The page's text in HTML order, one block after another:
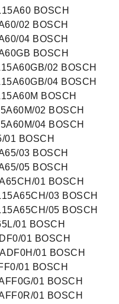
BOSCH
02 BOSCH
04 BOSCH
BOSCH
02 BOSCH
04 BOSCH
BOSCH
02 BOSCH
04 BOSCH
01 BOSCH
03 BOSCH
05 BOSCH
01 BOSCH
03 BOSCH
05 BOSCH
01 BOSCH
01 BOSCH
01 BOSCH
01 BOSCH
01 BOSCH
01 BOSCH